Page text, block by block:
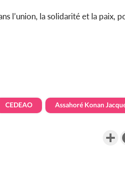
l’union, la solidarité et la paix,
CEDEAO Assahoré Konan